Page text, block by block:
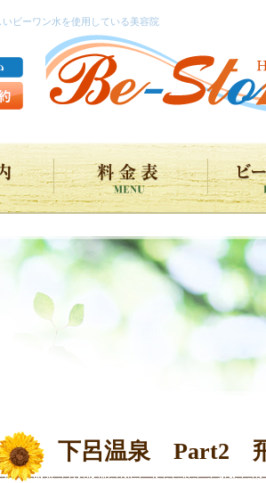
ビーワン水を使用している美容院
下呂温泉 Part2